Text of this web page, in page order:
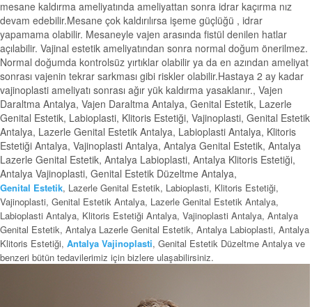
mesane kaldırma ameliyatında ameliyattan sonra idrar kaçırma nız
devam edebilir.Mesane çok kaldırılırsa işeme güçlüğü , idrar
yapamama olabilir. Mesaneyle vajen arasında fistül denilen hatlar
açılabilir. Vajinal estetik ameliyatından sonra normal doğum önerilmez.
Normal doğumda kontrolsüz yırtıklar olabilir ya da en azından ameliyat
sonrası vajenin tekrar sarkması gibi riskler olabilir.Hastaya 2 ay kadar
vajinoplasti ameliyatı sonrası ağır yük kaldırma yasaklanır., Vajen
Daraltma Antalya, Vajen Daraltma Antalya, Genital Estetik, Lazerle
Genital Estetik, Labioplasti, Klitoris Estetiği, Vajinoplasti, Genital Estetik
Antalya, Lazerle Genital Estetik Antalya, Labioplasti Antalya, Klitoris
Estetiği Antalya, Vajinoplasti Antalya, Antalya Genital Estetik, Antalya
Lazerle Genital Estetik, Antalya Labioplasti, Antalya Klitoris Estetiği,
Antalya Vajinoplasti, Genital Estetik Düzeltme Antalya,
Genital Estetik, Lazerle Genital Estetik, Labioplasti, Klitoris Estetiği,
Vajinoplasti, Genital Estetik Antalya, Lazerle Genital Estetik Antalya,
Labioplasti Antalya, Klitoris Estetiği Antalya, Vajinoplasti Antalya, Antalya
Genital Estetik, Antalya Lazerle Genital Estetik, Antalya Labioplasti, Antalya
Klitoris Estetiği, Antalya Vajinoplasti, Genital Estetik Düzeltme Antalya ve
benzeri bütün tedavilerimiz için bizlere ulaşabilirsiniz.